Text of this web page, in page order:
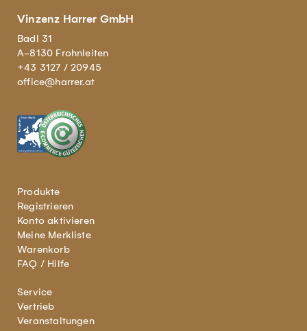
Vinzenz Harrer GmbH
Badl 31
A-8130 Frohnleiten
+43 3127 / 20945
office@harrer.at
Produkte
Registrieren
Konto aktivieren
Meine Merkliste
Warenkorb
FAQ / Hilfe
Service
Vertrieb
Veranstaltungen